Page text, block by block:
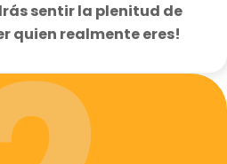
sentir la plenitud de
quien realmente eres!